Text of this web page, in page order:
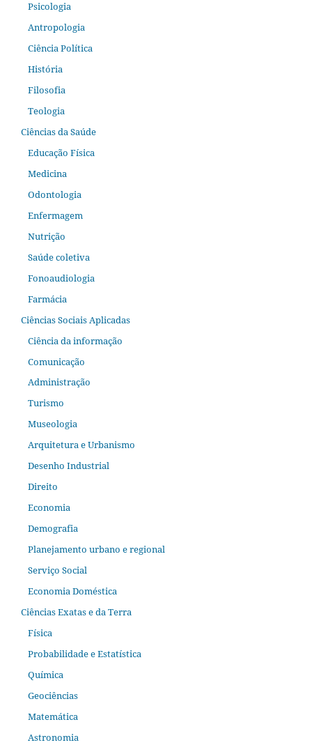
Psicologia
Antropologia
Ciência Política
História
Filosofia
Teologia
Ciências da Saúde
Educação Física
Medicina
Odontologia
Enfermagem
Nutrição
Saúde coletiva
Fonoaudiologia
Farmácia
Ciências Sociais Aplicadas
Ciência da informação
Comunicação
Administração
Turismo
Museologia
Arquitetura e Urbanismo
Desenho Industrial
Direito
Economia
Demografia
Planejamento urbano e regional
Serviço Social
Economia Doméstica
Ciências Exatas e da Terra
Física
Probabilidade e Estatística
Química
Geociências
Matemática
Astronomia